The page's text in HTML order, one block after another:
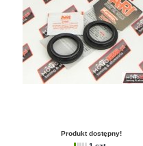
Produkt dostępny!